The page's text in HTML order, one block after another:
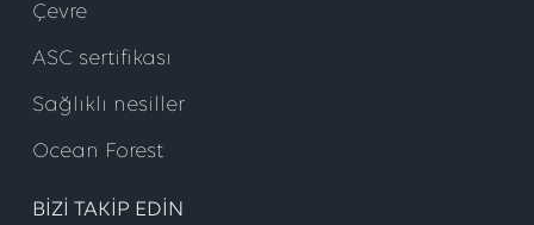
Çevre
ASC sertifikası
Sağlıklı nesiller
Ocean Forest
BIZI TAKIP EDIN